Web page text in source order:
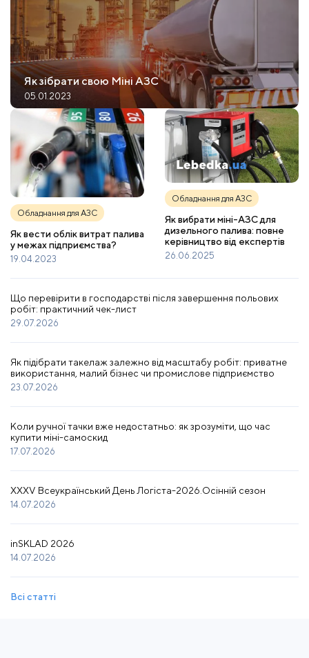
Як зібрати свою Міні АЗС
05.01.2023
Обладнання для АЗС
Як вести облік витрат палива
у межах підприємства?
19.04.2023
Обладнання для АЗС
Як вибрати міні-АЗС для
дизельного палива: повне
керівництво від експертів
26.06.2025
Що перевірити в господарстві після завершення польових
робіт: практичний чек-лист
29.07.2026
Як підібрати такелаж залежно від масштабу робіт: приватне
використання, малий бізнес чи промислове підприємство
23.07.2026
Коли ручної тачки вже недостатньо: як зрозуміти, що час
купити міні-самоскид
17.07.2026
XXXV Всеукраїнський День Логіста-2026.Осінній сезон
14.07.2026
inSKLAD 2026
14.07.2026
Всі статті